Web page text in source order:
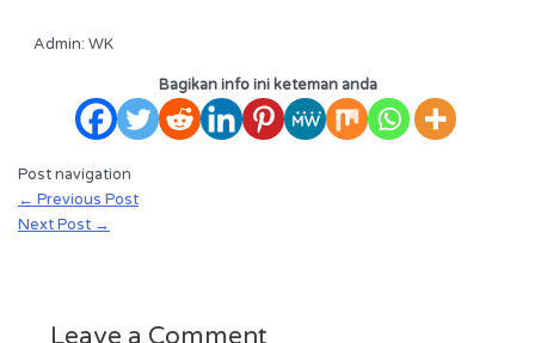
Admin: WK
Bagikan info ini keteman anda
Post navigation
← Previous Post
Next Post →
Leave a Comment